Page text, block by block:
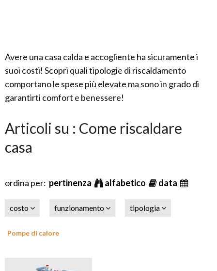
Avere una casa calda e accogliente ha sicuramente i
suoi costi! Scopri quali tipologie di riscaldamento
comportano le spese più elevate ma sono in grado di
garantirti comfort e benessere!
Articoli su : Come riscaldare
casa
ordina per: pertinenza alfabetico data
costo funzionamento tipologia
Pompe di calore